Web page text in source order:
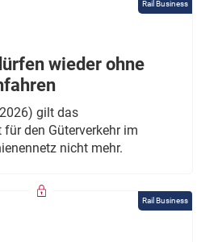
Rail Business
wieder ohne
gilt das
den Güterverkehr im
nicht mehr.
Rail Business